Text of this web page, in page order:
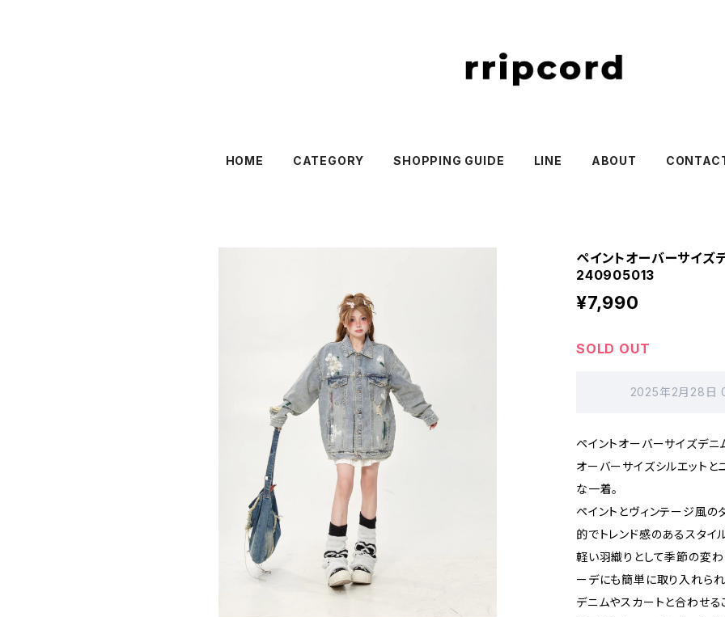
HOME CATEGORY SHOPPING GUIDE LINE ABOUT
ペイントオーバーサイズ
240905013
¥7,990
SOLD OUT
2025年2月28日
ペイントオーバーサイズデニ
オーバーサイズシルエット
な一着。
ペイントとヴィンテージ風の
的でトレンド感のあるスタイ
軽い羽織りとして季節の変
ーデにも簡単に取り入れられ
デニムやスカートと合わせる